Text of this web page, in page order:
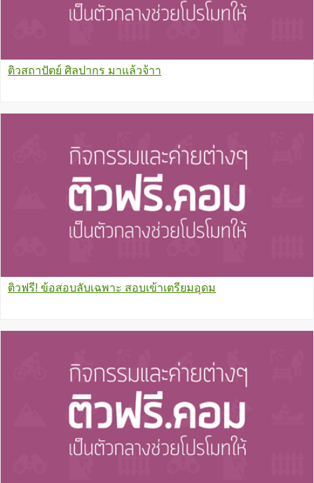
ติวสถาปัตย์ ศิลปากร มาแล้วจ้าา
ติวฟรี! ข้อสอบลับเฉพาะ สอบเข้าเตรียมอุดม